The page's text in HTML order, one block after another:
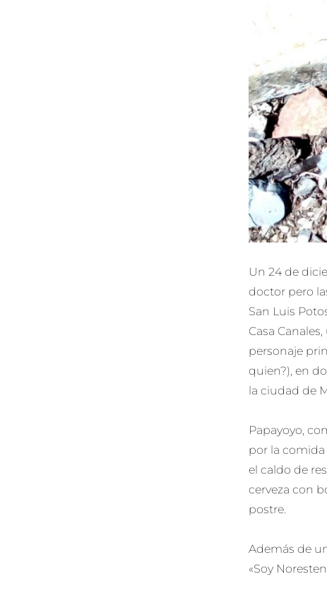
Un 24 de
doctor pero
San Luis
Casa
personaje
quien?), en
la ciudad de
Papayoyo,
por la comida
el caldo de
cerveza con
postre.
Además de
«Soy